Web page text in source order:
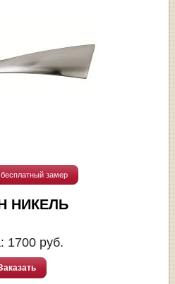
бесплатный замер
НИКЕЛЬ
1700 руб.